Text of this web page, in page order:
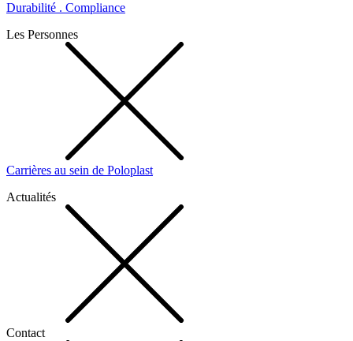
Durabilité . Compliance
Les Personnes
Carrières au sein de Poloplast
Actualités
Contact